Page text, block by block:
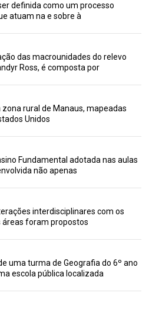
definida como um processo
atuam na e sobre à
das macrounidades do relevo
Ross, é composta por
rural de Manaus, mapeadas
Unidos
Fundamental adotada nas aulas
não apenas
interdisciplinares com os
foram propostos
uma turma de Geografia do 6º ano
escola pública localizada